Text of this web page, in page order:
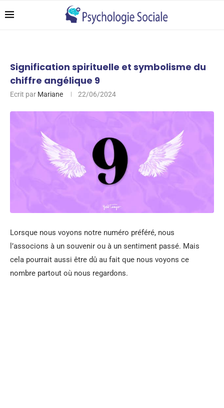
Signification spirituelle et symbolisme du
chiffre angélique 9
Ecrit par Mariane 22/06/2024
Lorsque nous voyons notre numéro préféré, nous
l’associons à un souvenir ou à un sentiment passé. Mais
cela pourrait aussi être dû au fait que nous voyons ce
nombre partout où nous regardons.